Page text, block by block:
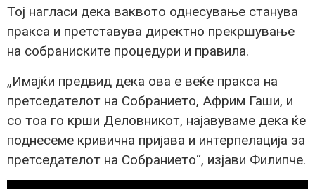
Тој нагласи дека ваквото однесување станува
пракса и претставува директно прекршување
на собраниските процедури и правила.
„Имајќи предвид дека ова е веќе пракса на
претседателот на Собранието, Африм Гаши, и
со тоа го крши Деловникот, најавуваме дека ќе
поднесеме кривична пријава и интерпелација за
претседателот на Собранието“, изјави Филипче.